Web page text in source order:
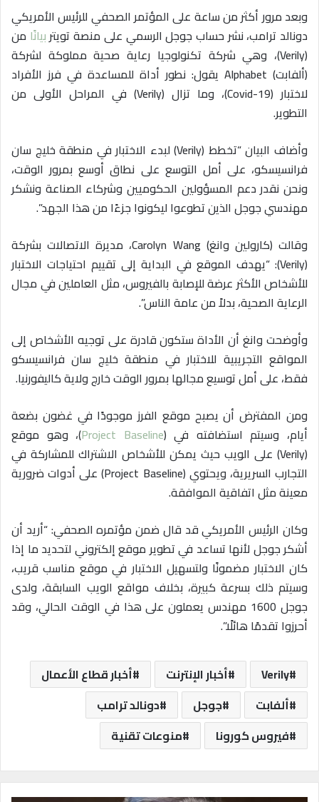
وبعد مرور أكثر من ساعة على المؤتمر الصحفي للرئيس الأمريكي
دونالد ترامب، نشر حساب جوجل الرسمي على منصة تويتربيانًا من
(Verily)، وهي شركة تكنولوجيا رعاية صحية مملوكة لشركة
(ألفابت) Alphabet يقول: نطور أداة للمساعدة في فرز الأفراد
لاختبار (Covid-19)، وما تزال (Verily) في المراحل الأولى من
التطوير.
وأضاف البيان “تخطط (Verily) لبدء الاختبار في منطقة خليج سان
فرانسيسكو، على أمل التوسع على نطاق أوسع بمرور الوقت،
ونحن نقدر دعم المسؤولين الحكوميين وشركاء الصناعة ونشكر
مهندسي جوجل الذين تطوعوا ليكونوا جزءًا من هذا الجهد”.
وقالت (كارولين وانغ) Carolyn Wang، مديرة الاتصالات بشركة
(Verily): “يهدف الموقع في البداية إلى تقييم احتياجات الاختبار
للأشخاص الأكثر عرضة للإصابة بالفيروس، مثل العاملين في مجال
الرعاية الصحية، بدلاً من عامة الناس”.
وأوضحت وانغ أن الأداة ستكون قادرة على توجيه الأشخاص إلى
المواقع التجريبية للاختبار في منطقة خليج سان فرانسيسكو
فقط، على أمل توسيع مجالها بمرور الوقت خارج ولاية كاليفورنيا.
ومن المفترض أن يصبح موقع الفرز موجودًا في غضون بضعة
أيام، وسيتم استضافته في (Project Baseline)، وهو موقع
(Verily) على الويب حيث يمكن للأشخاص الاشتراك للمشاركة في
التجارب السريرية، ويحتوي (Project Baseline) على أدوات ضرورية
معينة مثل اتفاقية الموافقة.
وكان الرئيس الأمريكي قد قال ضمن مؤتمره الصحفي: “أريد أن
أشكر جوجل لأنها تساعد في تطوير موقع إلكتروني لتحديد ما إذا
كان الاختبار مضمونًا ولتسهيل الاختبار في موقع مناسب قريب،
وسيتم ذلك بسرعة كبيرة، بخلاف مواقع الويب السابقة، ولدى
جوجل 1600 مهندس يعملون على هذا في الوقت الحالي، وقد
أحرزوا تقدمًا هائلًا”.
Verily أخبار الإنترنت
أخبار قطاع الأعمال
ألفابت
جوجل
دونالد ترامب
فيروس كورونا
منوعات تقنية